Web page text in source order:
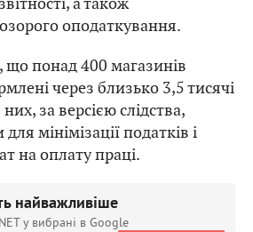
оподаткування.
, що понад 400 магазинів
через близько 3,5 тисячі
за версією слідства,
мінімізації податків і
на оплату праці.
найважливіше
у вибрані в Google